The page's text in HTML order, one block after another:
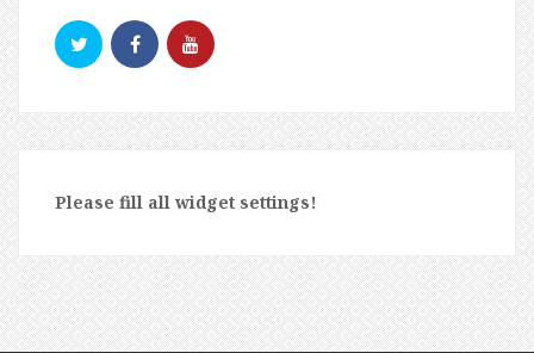
Please fill all widget settings!